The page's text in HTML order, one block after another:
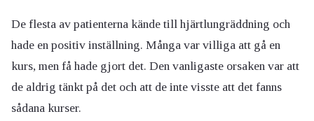
De flesta av patienterna kände till hjärtlungräddning och
hade en positiv inställning. Många var villiga att gå en
kurs, men få hade gjort det. Den vanligaste orsaken var att
de aldrig tänkt på det och att de inte visste att det fanns
sådana kurser.